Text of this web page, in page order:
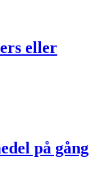
eller
på gång